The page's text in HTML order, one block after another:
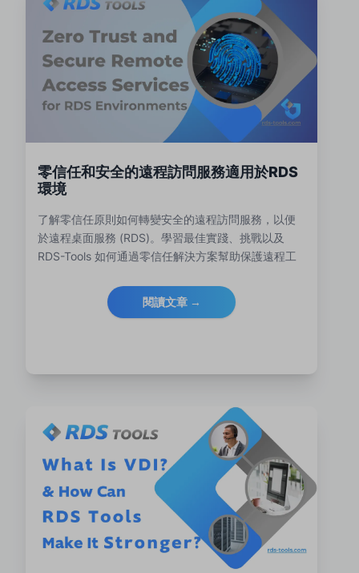
零信任和安全的遠程訪問服務適用於RDS
環境
了解零信任原則如何轉變安全的遠程訪問服務，以便
於遠程桌面服務 (RDS)。學習最佳實踐、挑戰以及
RDS-Tools 如何通過零信任解決方案幫助保護遠程工
閱讀文章 →